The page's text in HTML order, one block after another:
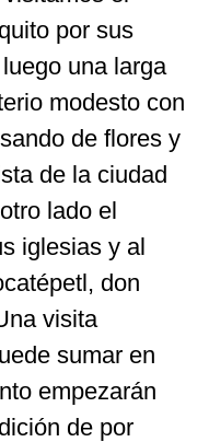
por sus
una larga
modesto con
de flores y
de la ciudad
lado el
iglesias y al
don
visita
sumar en
empezarán
de por